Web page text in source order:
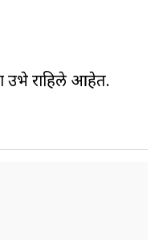
उभे राहिले आहेत.